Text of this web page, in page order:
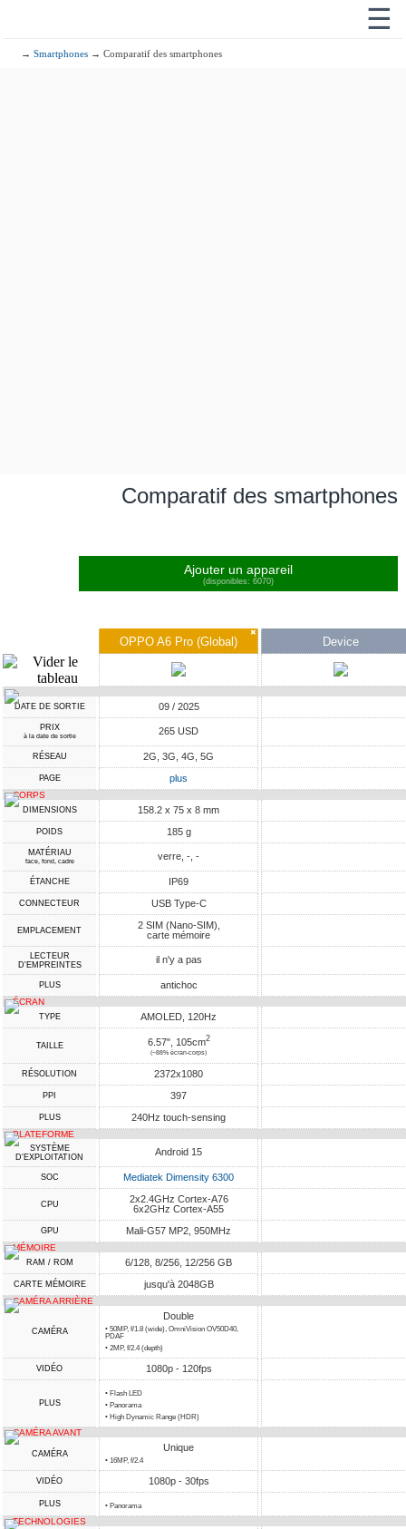
☰
→Smartphones → Comparatif des smartphones
Comparatif des smartphones
Ajouter un appareil
(disponibles: 6070)
✖
OPPO A6 Pro (Global) Device
DATE DE SORTIE 09 / 2025
PRIX
à la date de sortie 265 USD
RÉSEAU 2G, 3G, 4G, 5G
PAGE plus
CORPS
DIMENSIONS 158.2 x 75 x 8 mm
POIDS 185 g
MATÉRIAU
face, fond, cadre verre, -, -
ÉTANCHE IP69
CONNECTEUR USB Type-C
EMPLACEMENT
2 SIM (Nano-SIM),
carte mémoire
LECTEUR
D'EMPREINTES
il n'y a pas
PLUS antichoc
ÉCRAN
TYPE AMOLED, 120Hz
TAILLE 6.57", 105cm2
(~88% écran-corps)
RÉSOLUTION 2372x1080
PPI 397
PLUS 240Hz touch-sensing
PLATEFORME
SYSTÈME
D'EXPLOITATION
Android 15
SOC Mediatek Dimensity 6300
CPU
2x2.4GHz Cortex-A76
6x2GHz Cortex-A55
GPU Mali-G57 MP2, 950MHz
MÉMOIRE
RAM / ROM 6/128, 8/256, 12/256 GB
CARTE MÉMOIRE jusqu'à 2048GB
CAMÉRA ARRIÈRE
CAMÉRA
Double
• 50MP, f/1.8 (wide), OmniVision OV50D40,
PDAF
• 2MP, f/2.4 (depth)
VIDÉO 1080p - 120fps
PLUS
• Flash LED
• Panorama
• High Dynamic Range (HDR)
CAMÉRA AVANT
CAMÉRA
Unique
• 16MP, f/2.4
VIDÉO 1080p - 30fps
PLUS • Panorama
TECHNOLOGIES